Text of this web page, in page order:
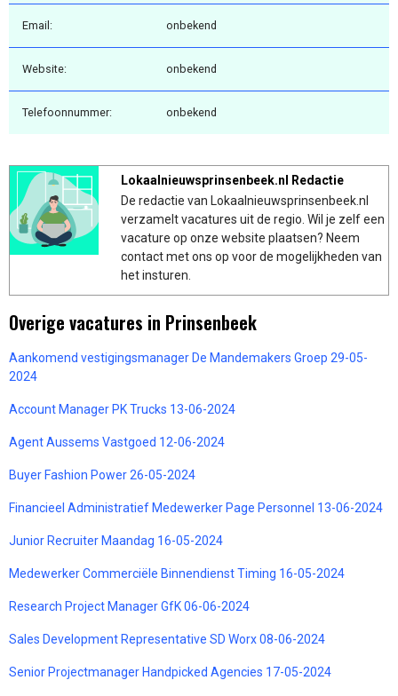
Email: onbekend
Website: onbekend
Telefoonnummer: onbekend
Lokaalnieuwsprinsenbeek.nl Redactie
De redactie van Lokaalnieuwsprinsenbeek.nl
verzamelt vacatures uit de regio. Wil je zelf een
vacature op onze website plaatsen? Neem
contact met ons op voor de mogelijkheden van
het insturen.
Overige vacatures in Prinsenbeek
Aankomend vestigingsmanager De Mandemakers Groep 29-05-
2024
Account Manager PK Trucks 13-06-2024
Agent Aussems Vastgoed 12-06-2024
Buyer Fashion Power 26-05-2024
Financieel Administratief Medewerker Page Personnel 13-06-2024
Junior Recruiter Maandag 16-05-2024
Medewerker Commerciële Binnendienst Timing 16-05-2024
Research Project Manager GfK 06-06-2024
Sales Development Representative SD Worx 08-06-2024
Senior Projectmanager Handpicked Agencies 17-05-2024